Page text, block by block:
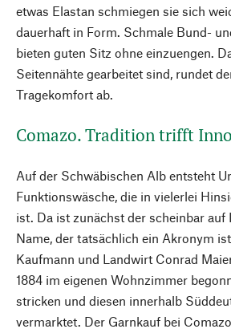
etwas Elastan schmiegen sie sich
dauerhaft in Form. Schmale Bund-
bieten guten Sitz ohne einzuengen.
Seitennähte gearbeitet sind, rundet
Tragekomfort ab.
Comazo. Tradition trifft
Auf der Schwäbischen Alb entsteht
Funktionswäsche, die in vielerlei
ist. Da ist zunächst der scheinbar auf
Name, der tatsächlich ein Akronym
Kaufmann und Landwirt Conrad
1884 im eigenen Wohnzimmer
stricken und diesen innerhalb
vermarktet. Der Garnkauf bei